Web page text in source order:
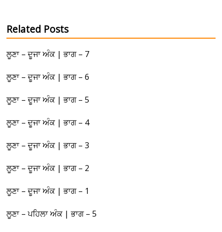
Related Posts
ਲੂਣਾ – ਦੂਜਾ ਅੰਕ | ਭਾਗ – 7
ਲੂਣਾ – ਦੂਜਾ ਅੰਕ | ਭਾਗ – 6
ਲੂਣਾ – ਦੂਜਾ ਅੰਕ | ਭਾਗ – 5
ਲੂਣਾ – ਦੂਜਾ ਅੰਕ | ਭਾਗ – 4
ਲੂਣਾ – ਦੂਜਾ ਅੰਕ | ਭਾਗ – 3
ਲੂਣਾ – ਦੂਜਾ ਅੰਕ | ਭਾਗ – 2
ਲੂਣਾ – ਦੂਜਾ ਅੰਕ | ਭਾਗ – 1
ਲੂਣਾ – ਪਹਿਲਾ ਅੰਕ | ਭਾਗ – 5